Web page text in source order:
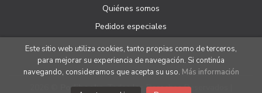
Quiénes somos
Pedidos especiales
Podibooks. Todos los Derechos Reservados |
Este sitio web utiliza cookies, tanto propias como de terceros,
para mejorar su experiencia de navegación. Si continúa
navegando, consideramos que acepta su uso. Más información